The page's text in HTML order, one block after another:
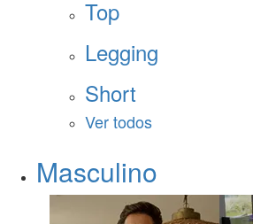
Top
Legging
Short
Ver todos
Masculino